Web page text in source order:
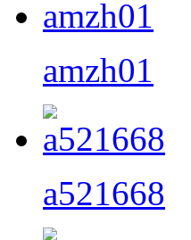
amzh01
a521668